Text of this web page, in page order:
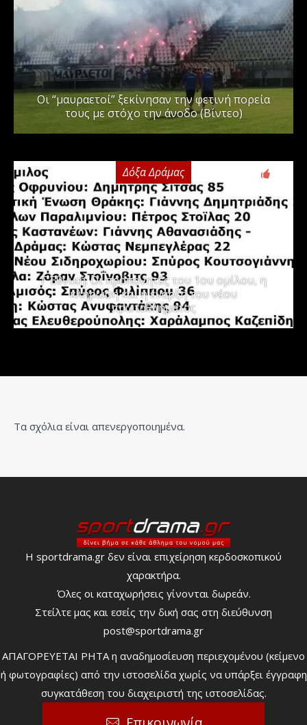
Οι “μαυραετοί” ξεκίνησαν την φετινή πορεία
τους με στόχο την άνοδο (Βίντεο)
Δόξα Δράμας
Γ΄ Εθνική: Οι προπονητές του 1ου ομίλου, η
κλήρωση και η έναρξη του νέου
πρωταθλήματος
Τα σχόλια είναι απενεργοποιημένα.
Η sportdrama.gr δεν είναι επιχείρηση κερδοσκοπικού
χαρακτήρα.
Όλες οι καταχωρήσεις γίνονται δωρεάν.
Στείλτε μας και εσείς την δική σας στη διεύθυνση
post@sportdrama.gr
ΑΠΑΓΟΡΕΥΕΤΑΙ ΡΗΤΑ η αναδημοσίευση περιεχομένου (κείμενο
ή φωτογραφίες) από την ιστοσελίδα χωρίς να υπάρξει έγγραφη
συγκατάθεση του διαχειριστή της ιστοσελίδας.